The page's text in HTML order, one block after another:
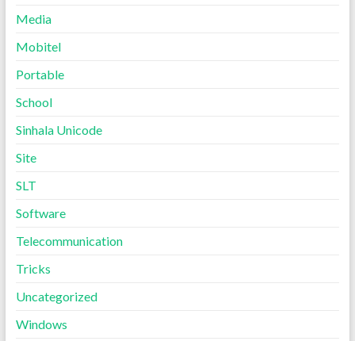
Media
Mobitel
Portable
School
Sinhala Unicode
Site
SLT
Software
Telecommunication
Tricks
Uncategorized
Windows